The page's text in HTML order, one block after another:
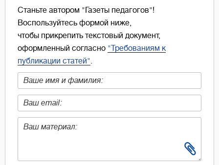
Станьте автором "Газеты педагогов"!
Воспользуйтесь формой ниже,
чтобы прикрепить текстовый документ,
оформленный согласно "Требованиям к
публикации статей".